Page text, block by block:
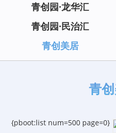
青创园·龙华汇
青创园·民治汇
青创美居
青
{pboot:list num=500 page=0}